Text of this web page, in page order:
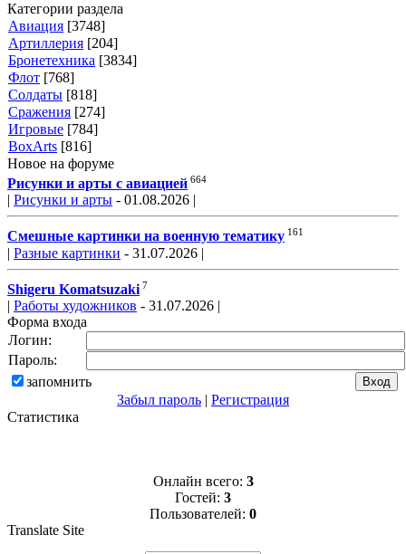
Категории раздела
Авиация [3748]
Артиллерия [204]
Бронетехника [3834]
Флот [768]
Солдаты [818]
Сражения [274]
Игровые [784]
BoxArts [816]
Новое на форуме
Рисунки и арты с авиацией 664
Рисунки и арты - 01.08.2026 |
Смешные картинки на военную тематику 161
| Разные картинки - 31.07.2026 |
Shigeru Komatsuzaki 7
| Работы художников - 31.07.2026 |
Форма входа
Логин:
Пароль:
запомнить
Забыл пароль | Регистрация
Статистика
Онлайн всего: 3
Гостей: 3
Пользователей: 0
Translate Site